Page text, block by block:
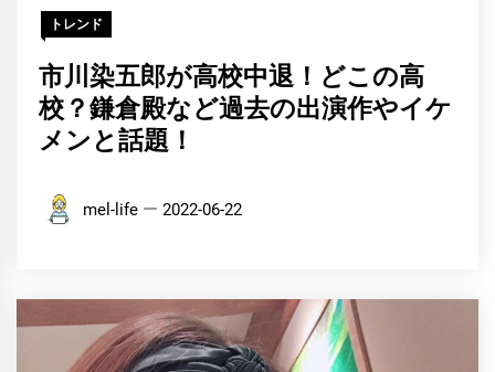
トレンド
市川染五郎が高校中退！どこの高
校？鎌倉殿など過去の出演作やイケ
メンと話題！
mel-life 2022-06-22